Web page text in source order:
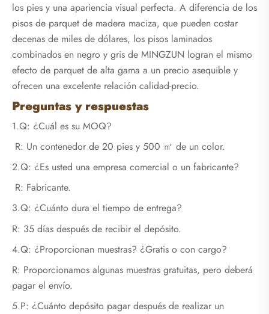
los pies y una apariencia visual perfecta. A diferencia de los
pisos de parquet de madera maciza, que pueden costar
decenas de miles de dólares, los pisos laminados
combinados en negro y gris de MINGZUN logran el mismo
efecto de parquet de alta gama a un precio asequible y
ofrecen una excelente relación calidad-precio.
‌Preguntas y respuestas‌
1.Q: ¿Cuál es su MOQ?
R: Un contenedor de 20 pies y 500 ㎡ de un color.
2.Q: ¿Es usted una empresa comercial o un fabricante?
R: Fabricante.
3.Q: ¿Cuánto dura el tiempo de entrega?
R: 35 días después de recibir el depósito.
4.Q: ¿Proporcionan muestras? ¿Gratis o con cargo?
R: Proporcionamos algunas muestras gratuitas, pero deberá
pagar el envío.
5.P: ¿Cuánto depósito pagar después de realizar un